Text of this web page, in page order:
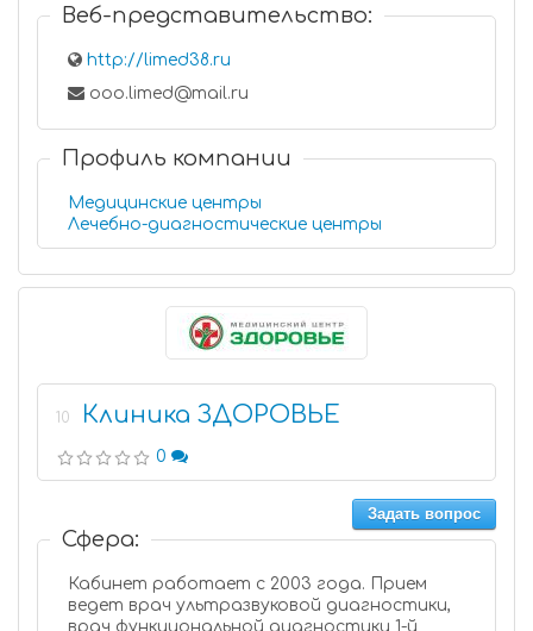
Веб-представительство:
http://limed38.ru
ooo.limed@mail.ru
Профиль компании
Медицинские центры
Лечебно-диагностические центры
10 Клиника ЗДОРОВЬЕ
0
Задать вопрос
Сфера:
Кабинет работает с 2003 года. Прием
ведет врач ультразвуковой диагностики,
врач функциональной диагностики 1-й